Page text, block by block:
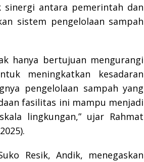
sinergi antara pemerintah dan
sistem pengelolaan sampah
hanya bertujuan mengurangi
meningkatkan kesadaran
pengelolaan sampah yang
fasilitas ini mampu menjadi
lingkungan,” ujar Rahmat
Resik, Andik, menegaskan